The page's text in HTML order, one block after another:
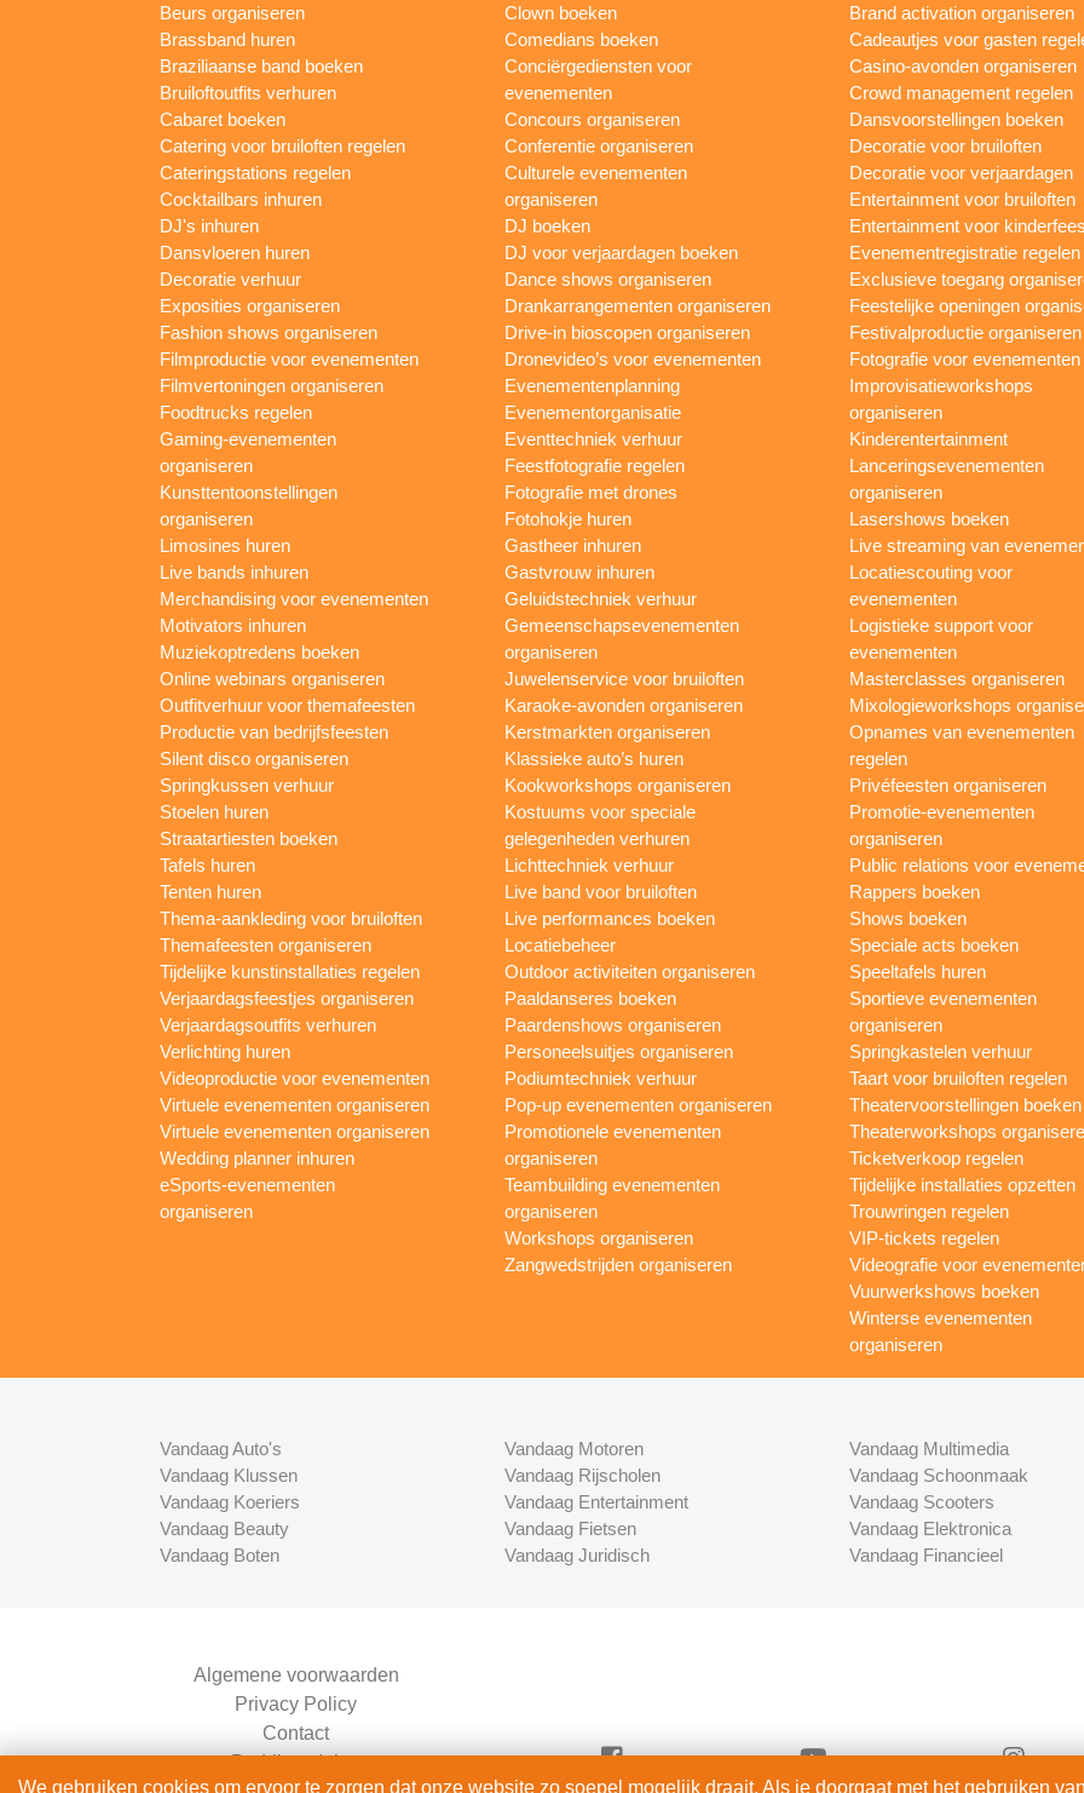
Beurs organiseren
Brassband huren
Braziliaanse band boeken
Bruiloftoutfits verhuren
Cabaret boeken
Catering voor bruiloften regelen
Cateringstations regelen
Cocktailbars inhuren
DJ's inhuren
Dansvloeren huren
Decoratie verhuur
Exposities organiseren
Fashion shows organiseren
Filmproductie voor evenementen
Filmvertoningen organiseren
Foodtrucks regelen
Gaming-evenementen
organiseren
Kunsttentoonstellingen
organiseren
Limosines huren
Live bands inhuren
Merchandising voor evenementen
Motivators inhuren
Muziekoptredens boeken
Online webinars organiseren
Outfitverhuur voor themafeesten
Productie van bedrijfsfeesten
Silent disco organiseren
Springkussen verhuur
Stoelen huren
Straatartiesten boeken
Tafels huren
Tenten huren
Thema-aankleding voor bruiloften
Themafeesten organiseren
Tijdelijke kunstinstallaties regelen
Verjaardagsfeestjes organiseren
Verjaardagsoutfits verhuren
Verlichting huren
Videoproductie voor evenementen
Virtuele evenementen organiseren
Virtuele evenementen organiseren
Wedding planner inhuren
eSports-evenementen
organiseren
Clown boeken
Comedians boeken
Conciërgediensten voor
evenementen
Concours organiseren
Conferentie organiseren
Culturele evenementen
organiseren
DJ boeken
DJ voor verjaardagen boeken
Dance shows organiseren
Drankarrangementen organiseren
Drive-in bioscopen organiseren
Dronevideo’s voor evenementen
Evenementenplanning
Evenementorganisatie
Eventtechniek verhuur
Feestfotografie regelen
Fotografie met drones
Fotohokje huren
Gastheer inhuren
Gastvrouw inhuren
Geluidstechniek verhuur
Gemeenschapsevenementen
organiseren
Juwelenservice voor bruiloften
Karaoke-avonden organiseren
Kerstmarkten organiseren
Klassieke auto’s huren
Kookworkshops organiseren
Kostuums voor speciale
gelegenheden verhuren
Lichttechniek verhuur
Live band voor bruiloften
Live performances boeken
Locatiebeheer
Outdoor activiteiten organiseren
Paaldanseres boeken
Paardenshows organiseren
Personeelsuitjes organiseren
Podiumtechniek verhuur
Pop-up evenementen organiseren
Promotionele evenementen
organiseren
Teambuilding evenementen
organiseren
Workshops organiseren
Zangwedstrijden organiseren
Brand activation organiseren
Cadeautjes voor gasten
Casino-avonden organiseren
Crowd management regelen
Dansvoorstellingen boeken
Decoratie voor bruiloften
Decoratie voor verjaardagen
Entertainment voor bruiloften
Entertainment voor
Evenementregistratie regelen
Exclusieve toegang
Feestelijke openingen
Festivalproductie organiseren
Fotografie voor evenementen
Improvisatieworkshops
organiseren
Kinderentertainment
Lanceringsevenementen
organiseren
Lasershows boeken
Live streaming van
Locatiescouting voor
evenementen
Logistieke support voor
evenementen
Masterclasses organiseren
Mixologieworkshops
Opnames van evenementen
regelen
Privéfeesten organiseren
Promotie-evenementen
organiseren
Public relations voor
Rappers boeken
Shows boeken
Speciale acts boeken
Speeltafels huren
Sportieve evenementen
organiseren
Springkastelen verhuur
Taart voor bruiloften regelen
Theatervoorstellingen boeken
Theaterworkshops
Ticketverkoop regelen
Tijdelijke installaties opzetten
Trouwringen regelen
VIP-tickets regelen
Videografie voor
Vuurwerkshows boeken
Winterse evenementen
organiseren
Vandaag Auto's
Vandaag Klussen
Vandaag Koeriers
Vandaag Beauty
Vandaag Boten
Vandaag Motoren
Vandaag Rijscholen
Vandaag Entertainment
Vandaag Fietsen
Vandaag Juridisch
Vandaag Multimedia
Vandaag Schoonmaak
Vandaag Scooters
Vandaag Elektronica
Vandaag Financieel
Algemene voorwaarden
Privacy Policy
Contact
Bedrijven Inlog
We gebruiken cookies om ervoor te zorgen dat onze website zo soepel mogelijk draait. Als je doorgaat met het gebruiken